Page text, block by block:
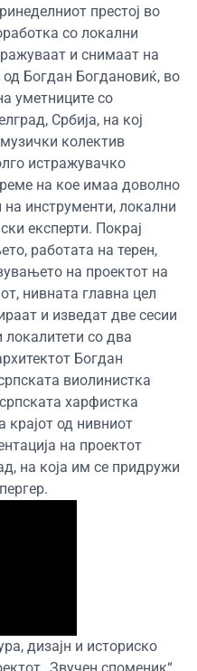
престој во
со локални
и снимаат на
Богдан Богдановиќ, во
уметниците со
Србија, на кој
колектив
истражувачко
на кое имаа доволно
инструменти, локални
експерти. Покрај
работата на терен,
на проектот на
нивната главна цел
и изведат две сесии
со два
Богдан
виолинистка
харфистка
крајот од нивниот
на проектот
на која им се придружи
дизајн и историско